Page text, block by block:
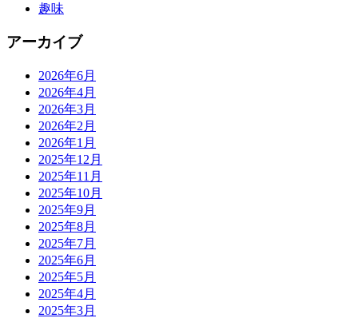
趣味
アーカイブ
2026年6月
2026年4月
2026年3月
2026年2月
2026年1月
2025年12月
2025年11月
2025年10月
2025年9月
2025年8月
2025年7月
2025年6月
2025年5月
2025年4月
2025年3月